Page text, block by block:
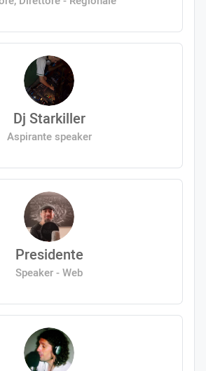
Dj Starkiller
Aspirante speaker
Presidente
Speaker - Web